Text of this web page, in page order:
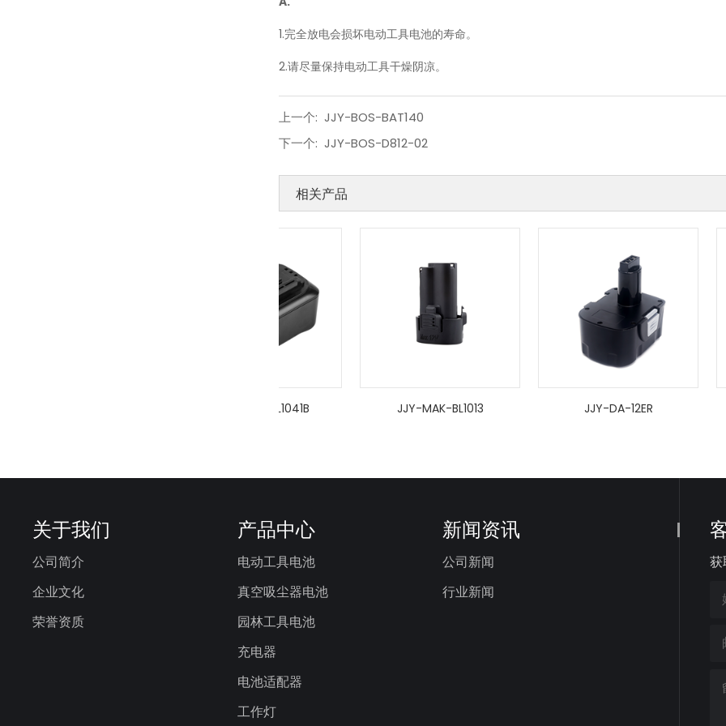
1.完全放电会损坏电动工具电池的寿命。
2.请尽量保持电动工具干燥阴凉。
上一个: JJY-BOS-BAT140
下一个: JJY-BOS-D812-02
相关产品
JJY-MAK-BL1041B JJY-MAK-BL1013 JJY-DA-12ER
关于我们
公司简介
企业文化
荣誉资质
产品中心
电动工具电池
真空吸尘器电池
园林工具电池
充电器
电池适配器
工作灯
新闻资讯
公司新闻
行业新闻